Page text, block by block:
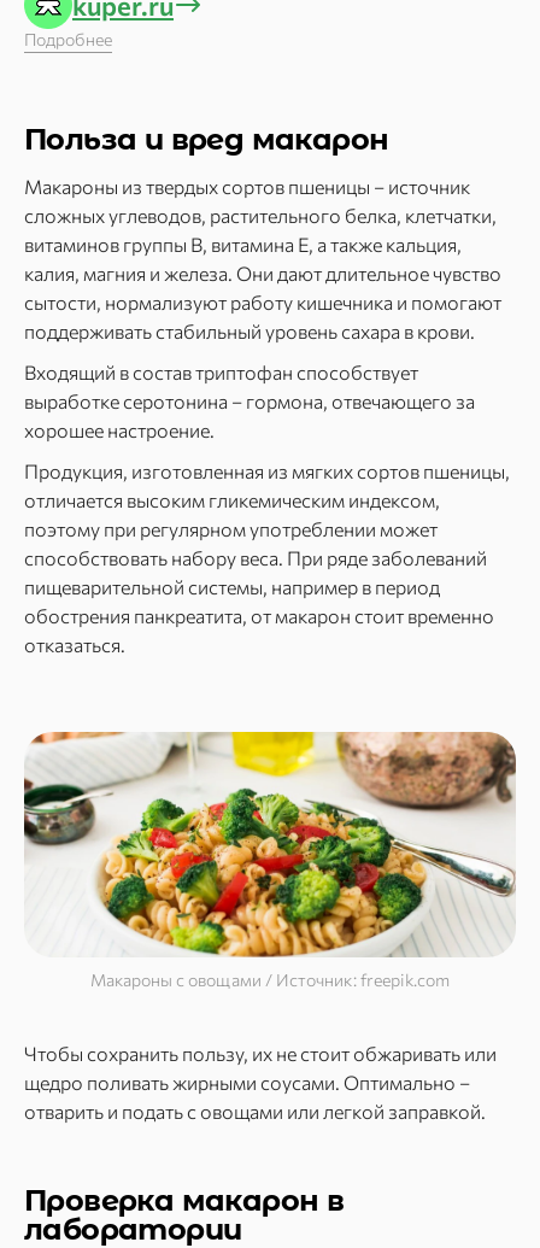
Подробнее
Польза и вред макарон
Макароны из твердых сортов пшеницы – источник
сложных углеводов, растительного белка, клетчатки,
витаминов группы B, витамина E, а также кальция,
калия, магния и железа. Они дают длительное чувство
сытости, нормализуют работу кишечника и помогают
поддерживать стабильный уровень сахара в крови.
Входящий в состав триптофан способствует
выработке серотонина – гормона, отвечающего за
хорошее настроение.
Продукция, изготовленная из мягких сортов пшеницы,
отличается высоким гликемическим индексом,
поэтому при регулярном употреблении может
способствовать набору веса. При ряде заболеваний
пищеварительной системы, например в период
обострения панкреатита, от макарон стоит временно
отказаться.
Макароны с овощами / Источник: freepik.com
Чтобы сохранить пользу, их не стоит обжаривать или
щедро поливать жирными соусами. Оптимально –
отварить и подать с овощами или легкой заправкой.
Проверка макарон в
лаборатории